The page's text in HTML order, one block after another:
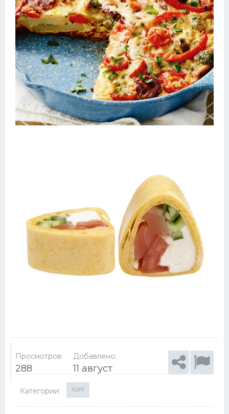
Просмотров:
288
Добавлено:
11 август
Категории: ТОРТ